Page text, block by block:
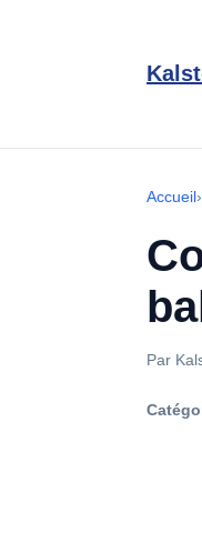
Accueil›
Par